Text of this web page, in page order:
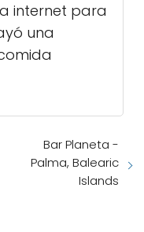
internet para
una
Bar Planeta -
Palma, Balearic
Islands